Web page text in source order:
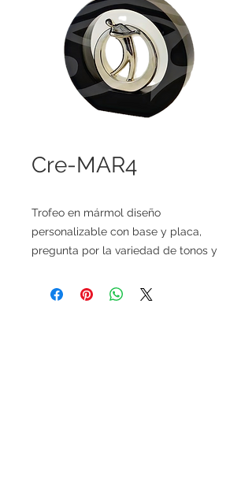
Cre-MAR4
Trofeo en mármol diseño
personalizable con base y placa,
pregunta por la variedad de tonos y